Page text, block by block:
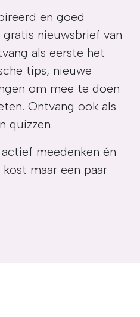
en goed
nieuwsbrief van
als eerste het
tips, nieuwe
om mee te doen
Ontvang ook als
quizzen.
meedenken én
maar een paar